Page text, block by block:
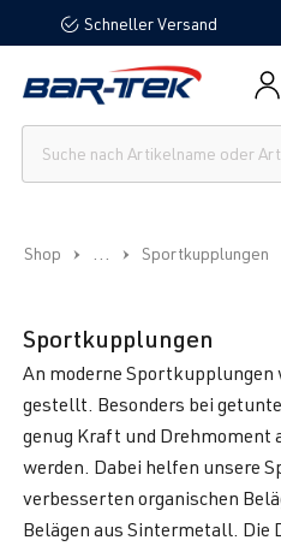
springenSchneller Versand
Shop ... Sportkupplungen
Sportkupplungen
An moderne Sportkupplungen
gestellt. Besonders bei
genug Kraft und Drehmoment
werden. Dabei helfen unsere
verbesserten organischen
Belägen aus Sintermetall. Die